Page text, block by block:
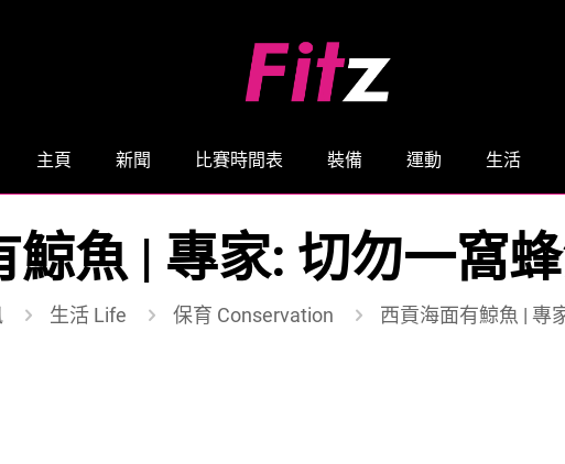
主頁 新聞 比賽時間表 裝備 運動 生活
鯨魚 | 專家: 切勿一窩
生活 Life 保育 Conservation 西貢海面有鯨魚 | 專